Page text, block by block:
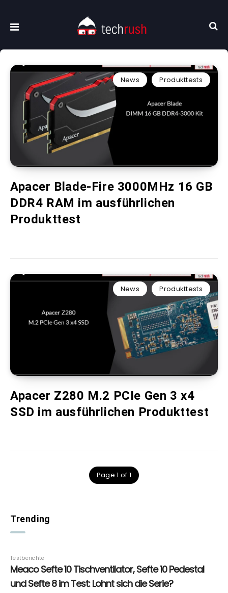
News Produkttests
Apacer Blade-Fire 3000MHz 16 GB
DDR4 RAM im ausführlichen
Produkttest
News Produkttests
Apacer Z280 M.2 PCIe Gen 3 x4
SSD im ausführlichen Produkttest
Page 1 of 1
Trending